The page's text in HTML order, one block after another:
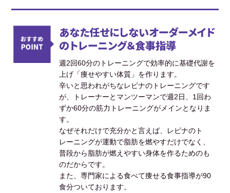
あなた任せにしないオーダーメイド
のトレーニング＆食事指導
週2回60分のトレーニングで効率的に基礎代謝を
上げ「痩せやすい体質」を作ります。
辛いと思われがちなレビナのトレーニングです
が、トレーナーとマンツーマンで週2日、1回わ
ずか60分の筋力トレーニングがメインとなりま
す。
なぜそれだけで充分かと言えば、レビナのト
レーニングが運動で脂肪を燃やすだけでなく、
普段から脂肪が燃えやすい身体を作るためのも
のだからです。
また、専門家による食べて痩せる食事指導が90
食分ついております。